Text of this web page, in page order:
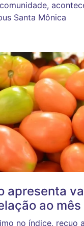
Santa Mônica
apresenta
ao
no índice, recuo